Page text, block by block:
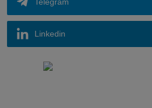
Linkedin